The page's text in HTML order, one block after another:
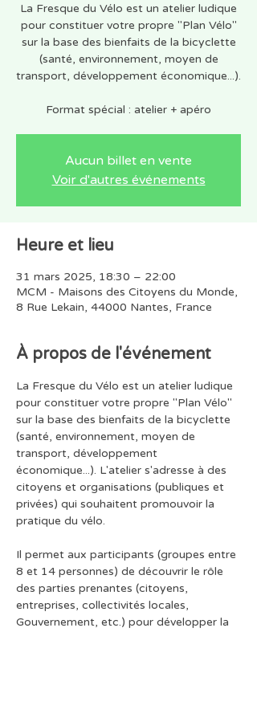
La Fresque du Vélo est un atelier ludique
pour constituer votre propre "Plan Vélo"
sur la base des bienfaits de la bicyclette
(santé, environnement, moyen de
transport, développement économique...).
Format spécial : atelier + apéro
Aucun billet en vente
Voir d'autres événements
Heure et lieu
31 mars 2025, 18:30 – 22:00
MCM - Maisons des Citoyens du Monde,
8 Rue Lekain, 44000 Nantes, France
À propos de l'événement
La Fresque du Vélo est un atelier ludique
pour constituer votre propre "Plan Vélo"
sur la base des bienfaits de la bicyclette
(santé, environnement, moyen de
transport, développement
économique...). L'atelier s'adresse à des
citoyens et organisations (publiques et
privées) qui souhaitent promouvoir la
pratique du vélo.
Il permet aux participants (groupes entre
8 et 14 personnes) de découvrir le rôle
des parties prenantes (citoyens,
entreprises, collectivités locales,
Gouvernement, etc.) pour développer la